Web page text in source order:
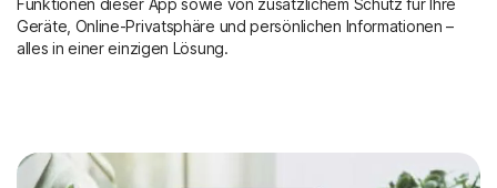
Funktionen dieser App sowie von zusätzlichem Schutz für Ihre
Geräte, Online-Privatsphäre und persönlichen Informationen –
alles in einer einzigen Lösung.